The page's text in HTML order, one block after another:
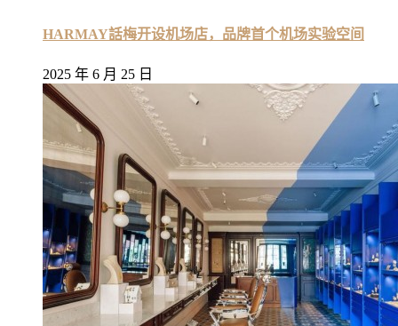
HARMAY話梅开设机场店，品牌首个机场实验空间
2025 年 6 月 25 日